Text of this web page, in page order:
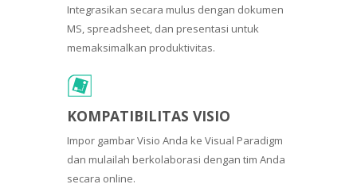
Integrasikan secara mulus dengan dokumen
MS, spreadsheet, dan presentasi untuk
memaksimalkan produktivitas.
KOMPATIBILITAS VISIO
Impor gambar Visio Anda ke Visual Paradigm
dan mulailah berkolaborasi dengan tim Anda
secara online.